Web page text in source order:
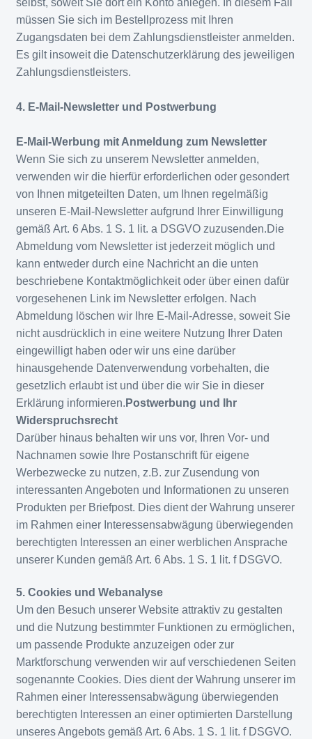
müssen Sie sich im Bestellprozess mit Ihren
Zugangsdaten bei dem Zahlungsdienstleister anmelden.
Es gilt insoweit die Datenschutzerklärung des jeweiligen
Zahlungsdienstleisters.
4. E-Mail-Newsletter und Postwerbung
E-Mail-Werbung mit Anmeldung zum Newsletter
Wenn Sie sich zu unserem Newsletter anmelden,
verwenden wir die hierfür erforderlichen oder gesondert
von Ihnen mitgeteilten Daten, um Ihnen regelmäßig
unseren E-Mail-Newsletter aufgrund Ihrer Einwilligung
gemäß Art. 6 Abs. 1 S. 1 lit. a DSGVO zuzusenden.Die
Abmeldung vom Newsletter ist jederzeit möglich und
kann entweder durch eine Nachricht an die unten
beschriebene Kontaktmöglichkeit oder über einen dafür
vorgesehenen Link im Newsletter erfolgen. Nach
Abmeldung löschen wir Ihre E-Mail-Adresse, soweit Sie
nicht ausdrücklich in eine weitere Nutzung Ihrer Daten
eingewilligt haben oder wir uns eine darüber
hinausgehende Datenverwendung vorbehalten, die
gesetzlich erlaubt ist und über die wir Sie in dieser
Erklärung informieren. Postwerbung und Ihr
Widerspruchsrecht
Darüber hinaus behalten wir uns vor, Ihren Vor- und
Nachnamen sowie Ihre Postanschrift für eigene
Werbezwecke zu nutzen, z.B. zur Zusendung von
interessanten Angeboten und Informationen zu unseren
Produkten per Briefpost. Dies dient der Wahrung unserer
im Rahmen einer Interessensabwägung überwiegenden
berechtigten Interessen an einer werblichen Ansprache
unserer Kunden gemäß Art. 6 Abs. 1 S. 1 lit. f DSGVO.
5. Cookies und Webanalyse
Um den Besuch unserer Website attraktiv zu gestalten
und die Nutzung bestimmter Funktionen zu ermöglichen,
um passende Produkte anzuzeigen oder zur
Marktforschung verwenden wir auf verschiedenen Seiten
sogenannte Cookies. Dies dient der Wahrung unserer im
Rahmen einer Interessensabwägung überwiegenden
berechtigten Interessen an einer optimierten Darstellung
unseres Angebots gemäß Art. 6 Abs. 1 S. 1 lit. f DSGVO.